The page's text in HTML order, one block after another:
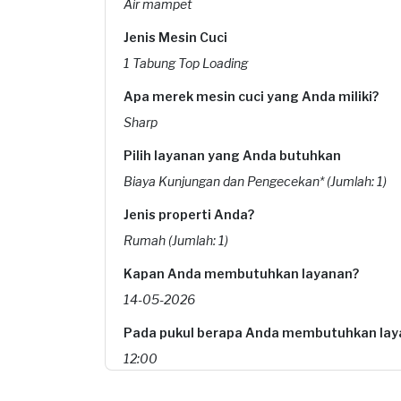
Air mampet
Jenis Mesin Cuci
1 Tabung Top Loading
Apa merek mesin cuci yang Anda miliki?
Sharp
Pilih layanan yang Anda butuhkan
Biaya Kunjungan dan Pengecekan* (Jumlah: 1)
Jenis properti Anda?
Rumah (Jumlah: 1)
Kapan Anda membutuhkan layanan?
14-05-2026
Pada pukul berapa Anda membutuhkan
12:00